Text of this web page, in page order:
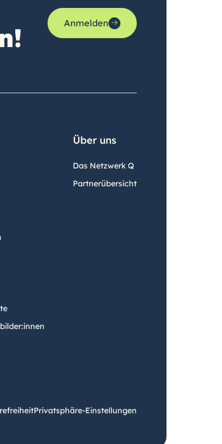
Anmelden
Über uns
Das Netzwerk Q
Partnerübersicht
Privatsphäre-Einstellungen